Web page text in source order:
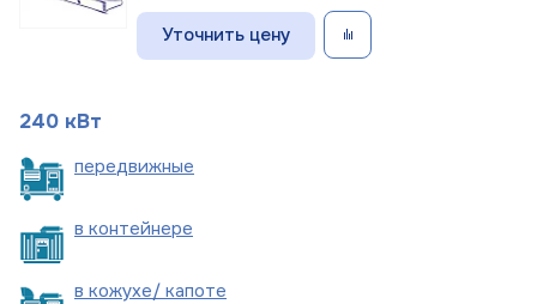
Уточнить цену
240 кВт
передвижные
в контейнере
в кожухе/ капоте